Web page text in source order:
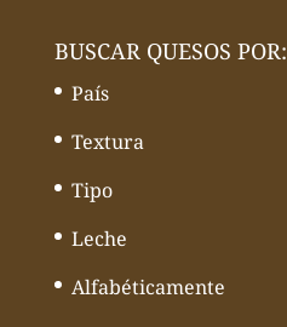
BUSCAR QUESOS POR:
País
Textura
Tipo
Leche
Alfabéticamente